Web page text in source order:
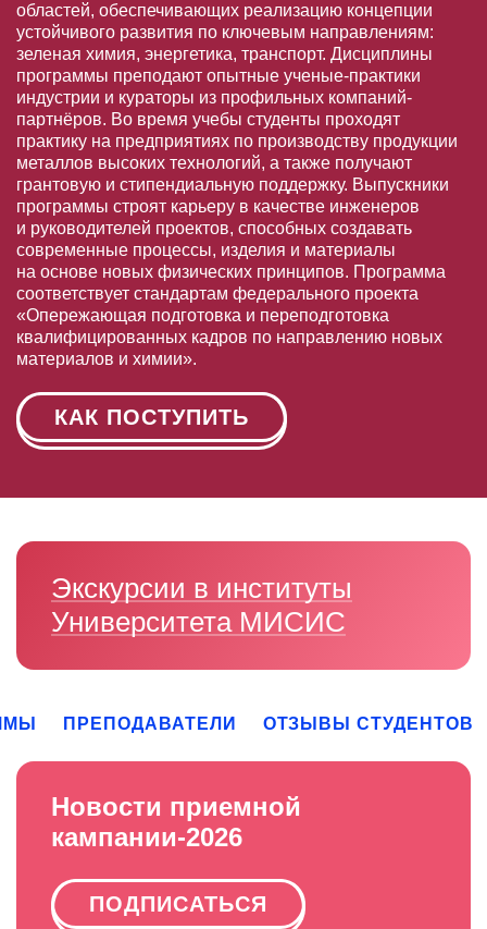
областей, обеспечивающих реализацию концепции
устойчивого развития по ключевым направлениям:
зеленая химия, энергетика, транспорт. Дисциплины
программы преподают опытные ученые-практики
индустрии и кураторы из профильных компаний-
партнёров. Во время учебы студенты проходят
практику на предприятиях по производству продукции
металлов высоких технологий, а также получают
грантовую и стипендиальную поддержку. Выпускники
программы строят карьеру в качестве инженеров
и руководителей проектов, способных создавать
современные процессы, изделия и материалы
на основе новых физических принципов. Программа
соответствует стандартам федерального проекта
«Опережающая подготовка и переподготовка
квалифицированных кадров по направлению новых
материалов и химии».
КАК ПОСТУПИТЬ
Экскурсии в институты
Университета МИСИС
ПРЕПОДАВАТЕЛИ ОТЗЫВЫ СТУДЕНТОВ
Новости приемной
кампании-2026
ПОДПИСАТЬСЯ